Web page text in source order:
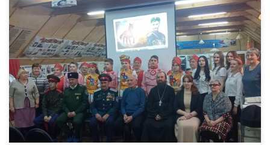
Образовательный процесс через социальные проекты — это новинка для
школьников Исетского муниципального района. В рамках реализации
социального проекта ‘Звезды ГЕРОЕВ» нашей команде удалось организовать
экскурсии